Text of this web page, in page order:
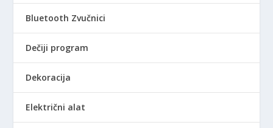
Bluetooth Zvučnici
Dečiji program
Dekoracija
Električni alat